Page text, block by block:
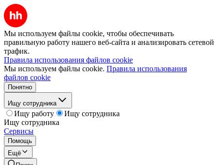
Мы используем файлы cookie, чтобы обеспечивать
правильную работу нашего веб-сайта и анализировать сетевой
трафик.
Правила использования файлов cookie
Мы используем файлы cookie. Правила использования
файлов cookie
Понятно
Ищу сотрудника
Ищу работу
Ищу сотрудника
Ищу сотрудника
Сервисы
Помощь
Ещё